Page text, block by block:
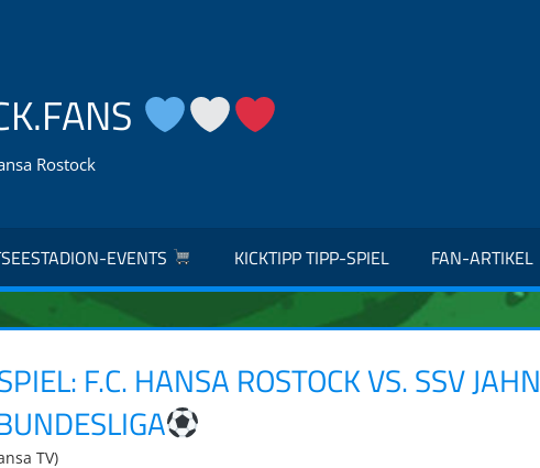
Rostock
EVENTS KICKTIPP TIPP-SPIEL FAN-ARTIKEL
F.C. HANSA ROSTOCK VS. SSV JAHN
TV)